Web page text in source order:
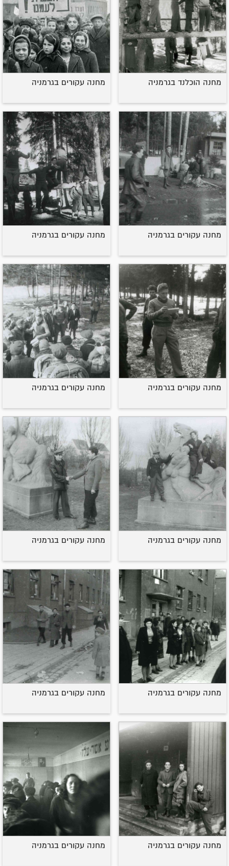
מחנה הוכלנד בגרמניה מחנה עקורים בגרמניה
מחנה עקורים בגרמניה מחנה עקורים בגרמניה
מחנה עקורים בגרמניה מחנה עקורים בגרמניה
מחנה עקורים בגרמניה מחנה עקורים בגרמניה
מחנה עקורים בגרמניה מחנה עקורים בגרמניה
מחנה עקורים בגרמניה מחנה עקורים בגרמניה